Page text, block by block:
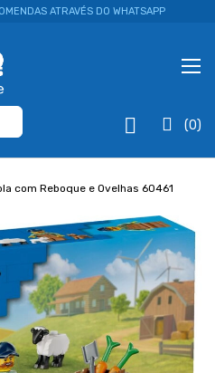
ATRAVÉS DO WHATSAPP
(0)
com Reboque e Ovelhas 60461